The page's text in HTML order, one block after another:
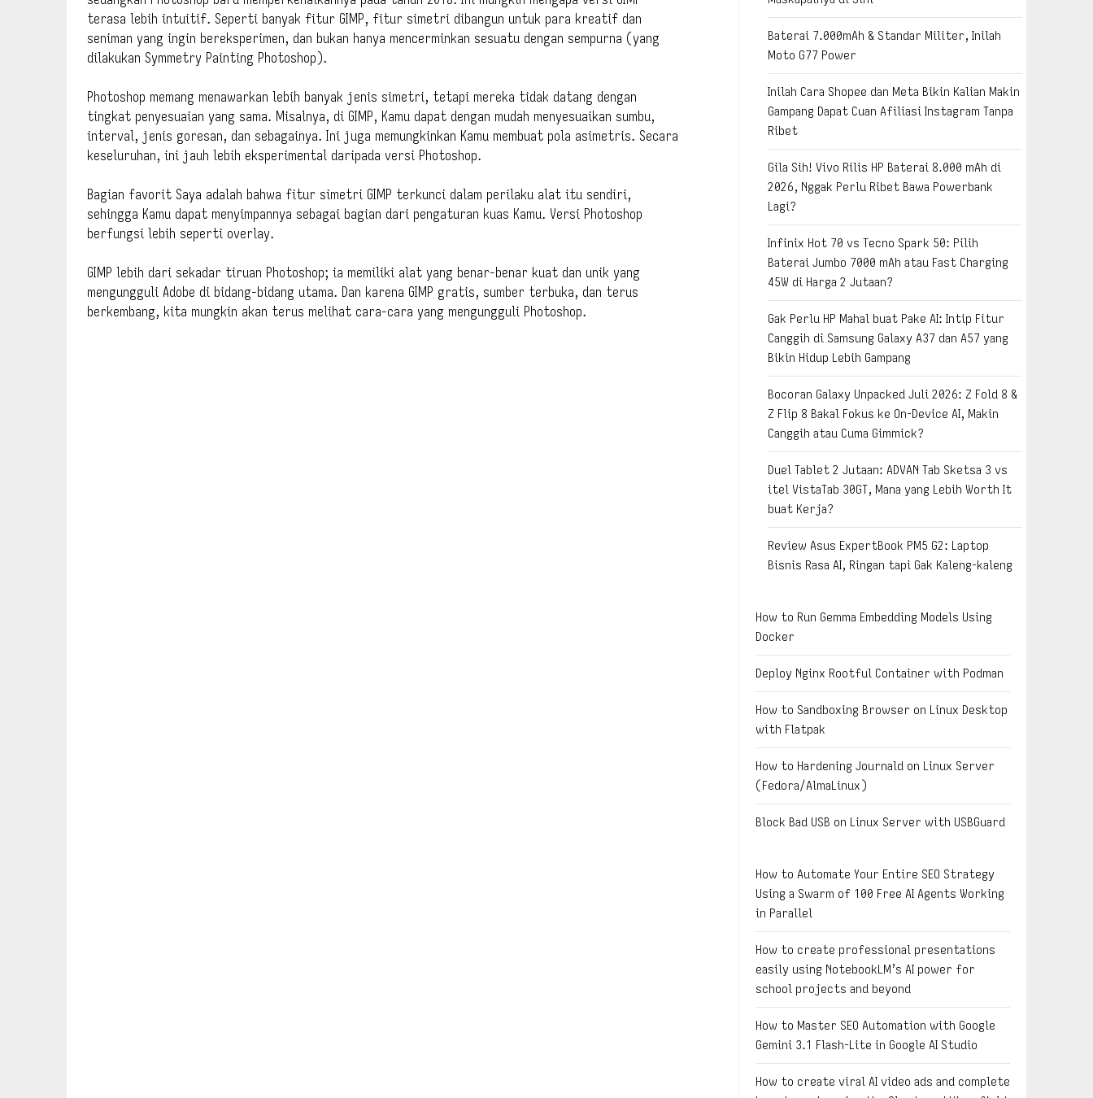
terasa lebih intuitif. Seperti banyak fitur GIMP, fitur simetri dibangun untuk para kreatif dan
seniman yang ingin bereksperimen, dan bukan hanya mencerminkan sesuatu dengan sempurna (yang
dilakukan Symmetry Painting Photoshop).
Photoshop memang menawarkan lebih banyak jenis simetri, tetapi mereka tidak datang dengan
tingkat penyesuaian yang sama. Misalnya, di GIMP, Kamu dapat dengan mudah menyesuaikan sumbu,
interval, jenis goresan, dan sebagainya. Ini juga memungkinkan Kamu membuat pola asimetris. Secara
keseluruhan, ini jauh lebih eksperimental daripada versi Photoshop.
Bagian favorit Saya adalah bahwa fitur simetri GIMP terkunci dalam perilaku alat itu sendiri,
sehingga Kamu dapat menyimpannya sebagai bagian dari pengaturan kuas Kamu. Versi Photoshop
berfungsi lebih seperti overlay.
GIMP lebih dari sekadar tiruan Photoshop; ia memiliki alat yang benar-benar kuat dan unik yang
mengungguli Adobe di bidang-bidang utama. Dan karena GIMP gratis, sumber terbuka, dan terus
berkembang, kita mungkin akan terus melihat cara-cara yang mengungguli Photoshop.
Baterai 7.000mAh & Standar Militer, Inilah
Moto G77 Power
Inilah Cara Shopee dan Meta Bikin Kalian Makin
Gampang Dapat Cuan Afiliasi Instagram Tanpa
Ribet
Gila Sih! Vivo Rilis HP Baterai 8.000 mAh di
2026, Nggak Perlu Ribet Bawa Powerbank
Lagi?
Infinix Hot 70 vs Tecno Spark 50: Pilih
Baterai Jumbo 7000 mAh atau Fast Charging
45W di Harga 2 Jutaan?
Gak Perlu HP Mahal buat Pake AI: Intip Fitur
Canggih di Samsung Galaxy A37 dan A57 yang
Bikin Hidup Lebih Gampang
Bocoran Galaxy Unpacked Juli 2026: Z Fold 8 &
Z Flip 8 Bakal Fokus ke On-Device AI, Makin
Canggih atau Cuma Gimmick?
Duel Tablet 2 Jutaan: ADVAN Tab Sketsa 3 vs
itel VistaTab 30GT, Mana yang Lebih Worth It
buat Kerja?
Review Asus ExpertBook PM5 G2: Laptop
Bisnis Rasa AI, Ringan tapi Gak Kaleng-kaleng
How to Run Gemma Embedding Models Using
Docker
Deploy Nginx Rootful Container with Podman
How to Sandboxing Browser on Linux Desktop
with Flatpak
How to Hardening Journald on Linux Server
(Fedora/AlmaLinux)
Block Bad USB on Linux Server with USBGuard
How to Automate Your Entire SEO Strategy
Using a Swarm of 100 Free AI Agents Working
in Parallel
How to create professional presentations
easily using NotebookLM’s AI power for
school projects and beyond
How to Master SEO Automation with Google
Gemini 3.1 Flash-Lite in Google AI Studio
How to create viral AI video ads and complete